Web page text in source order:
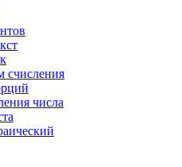
счисления
числа